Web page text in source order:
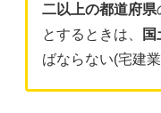
二以上の都道府県
とするときは、
ばならない(宅建業